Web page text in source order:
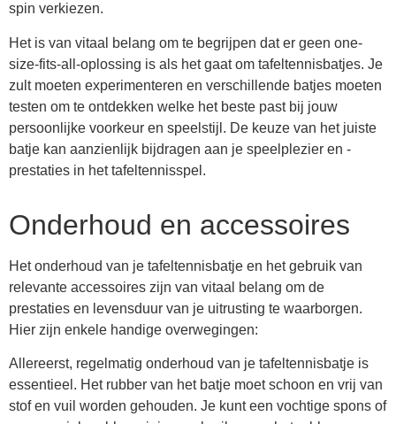
spin verkiezen.
Het is van vitaal belang om te begrijpen dat er geen one-
size-fits-all-oplossing is als het gaat om tafeltennisbatjes. Je
zult moeten experimenteren en verschillende batjes moeten
testen om te ontdekken welke het beste past bij jouw
persoonlijke voorkeur en speelstijl. De keuze van het juiste
batje kan aanzienlijk bijdragen aan je speelplezier en -
prestaties in het tafeltennisspel.
Onderhoud en accessoires
Het onderhoud van je tafeltennisbatje en het gebruik van
relevante accessoires zijn van vitaal belang om de
prestaties en levensduur van je uitrusting te waarborgen.
Hier zijn enkele handige overwegingen:
Allereerst, regelmatig onderhoud van je tafeltennisbatje is
essentieel. Het rubber van het batje moet schoon en vrij van
stof en vuil worden gehouden. Je kunt een vochtige spons of